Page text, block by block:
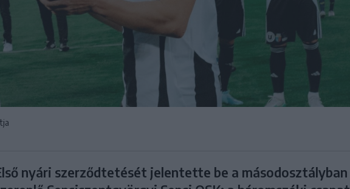
nyári szerződtetését jelentette be a másodosztályban